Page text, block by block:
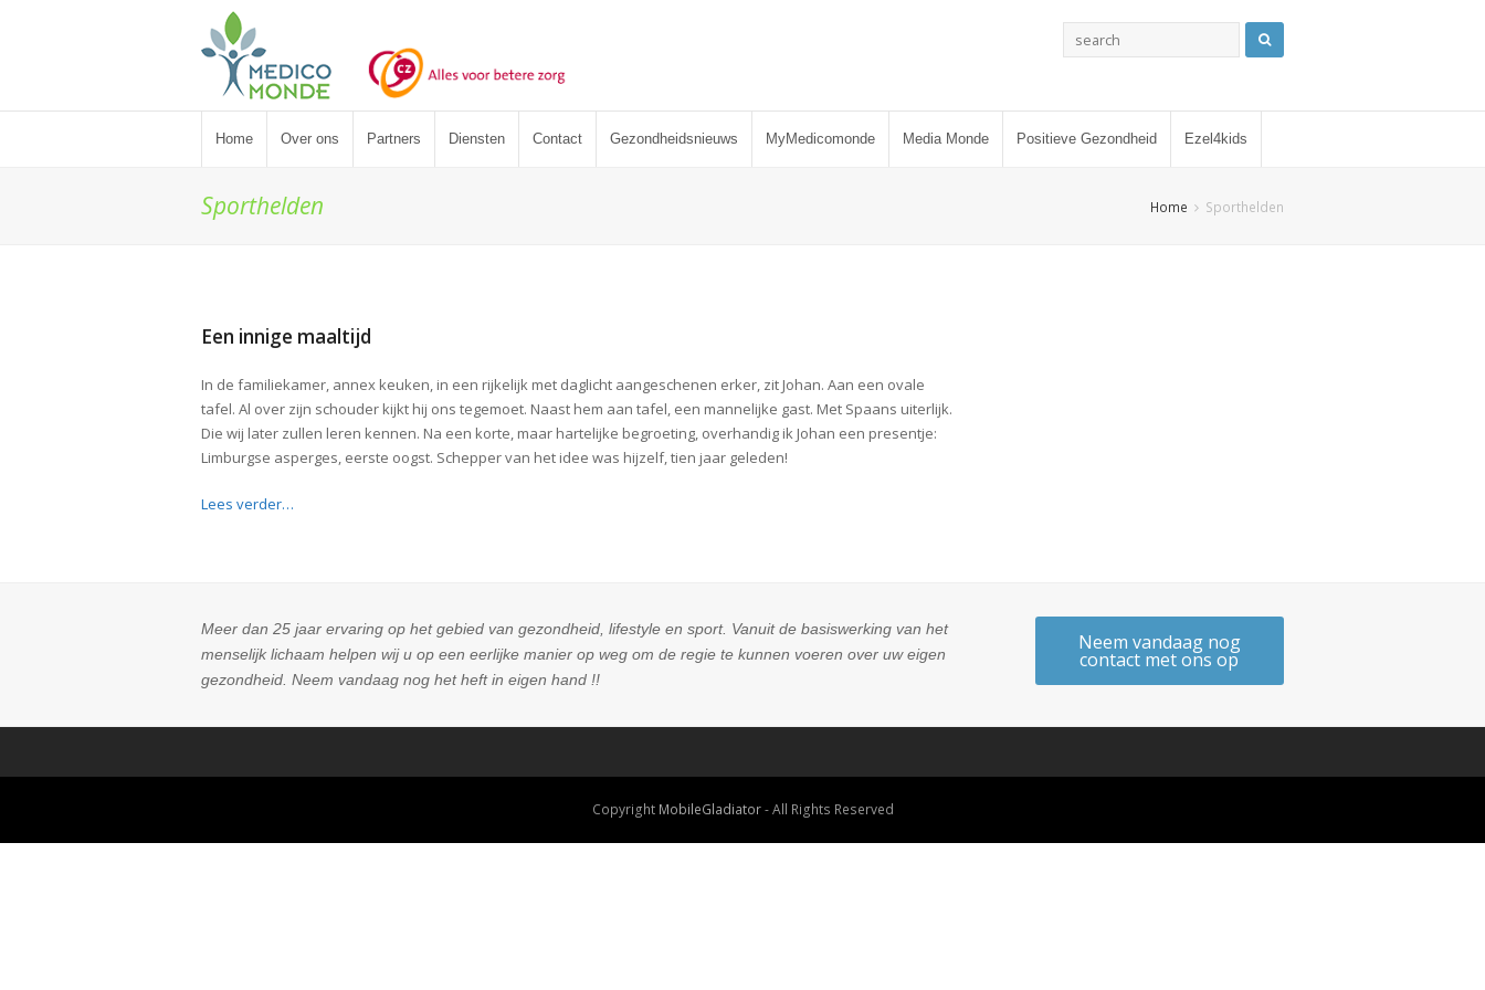
Home Over ons Partners Diensten Contact Gezondheidsnieuws MyMedicomonde Media Monde Positieve Gezondheid Ezel4kids
Sporthelden Home Sporthelden
Een innige maaltijd
In de familiekamer, annex keuken, in een rijkelijk met daglicht aangeschenen erker, zit Johan. Aan een ovale
tafel. Al over zijn schouder kijkt hij ons tegemoet. Naast hem aan tafel, een mannelijke gast. Met Spaans uiterlijk.
Die wij later zullen leren kennen. Na een korte, maar hartelijke begroeting, overhandig ik Johan een presentje:
Limburgse asperges, eerste oogst. Schepper van het idee was hijzelf, tien jaar geleden!
Lees verder…
Meer dan 25 jaar ervaring op het gebied van gezondheid, lifestyle en sport. Vanuit de basiswerking van het
menselijk lichaam helpen wij u op een eerlijke manier op weg om de regie te kunnen voeren over uw eigen
gezondheid. Neem vandaag nog het heft in eigen hand !!
Neem vandaag nog
contact met ons op
Copyright MobileGladiator- All Rights Reserved